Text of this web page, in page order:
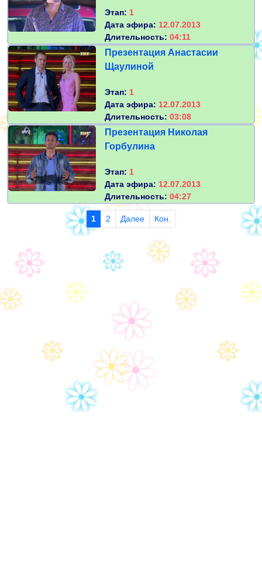
Этап: 1
Дата эфира: 12.07.2013
Длительность: 04:11
Презентация Анастасии
Щаулиной
Этап: 1
Дата эфира: 12.07.2013
Длительность: 03:08
Презентация Николая
Горбулина
Этап: 1
Дата эфира: 12.07.2013
Длительность: 04:27
1 2 Далее Кон.